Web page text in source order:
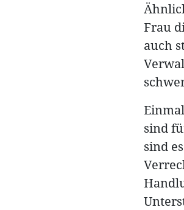
Frau
auch
sind
sind